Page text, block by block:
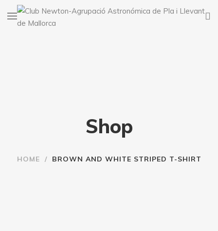
Shop
HOME / BROWN AND WHITE STRIPED T-SHIRT